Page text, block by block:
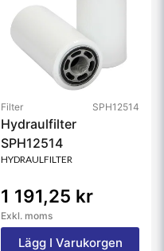
Filter SPH12514
Hydraulfilter
SPH12514
HYDRAULFILTER
1 191,25 kr
Exkl. moms
Lägg I Varukorgen